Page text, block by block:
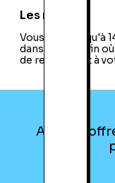
Les retours
Vous avez jusqu'à
dans le magasin
de retour sont à
Aucune